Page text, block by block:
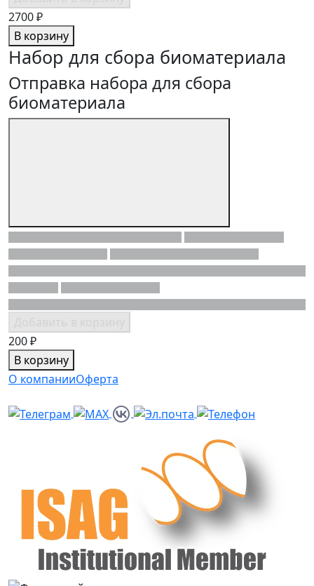
2700 ₽
В корзину
Набор для сбора биоматериала
Отправка набора для сбора
биоматериала
200 ₽
В корзину
О компанииОферта